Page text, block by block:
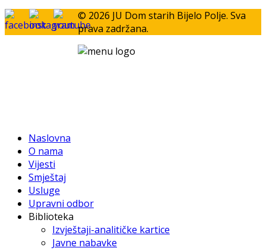
© 2026 JU Dom starih Bijelo Polje. Sva
prava zadržana.
Naslovna
O nama
Vijesti
Smještaj
Usluge
Upravni odbor
Biblioteka
Izvještaji-analitičke kartice
Javne nabavke